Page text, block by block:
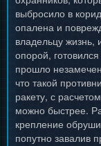
выбросило в
опалена и
владельцу жизнь,
опорой,
прошло
что такой
ракету, с
можно быстрее.
крепление
попутно завалив